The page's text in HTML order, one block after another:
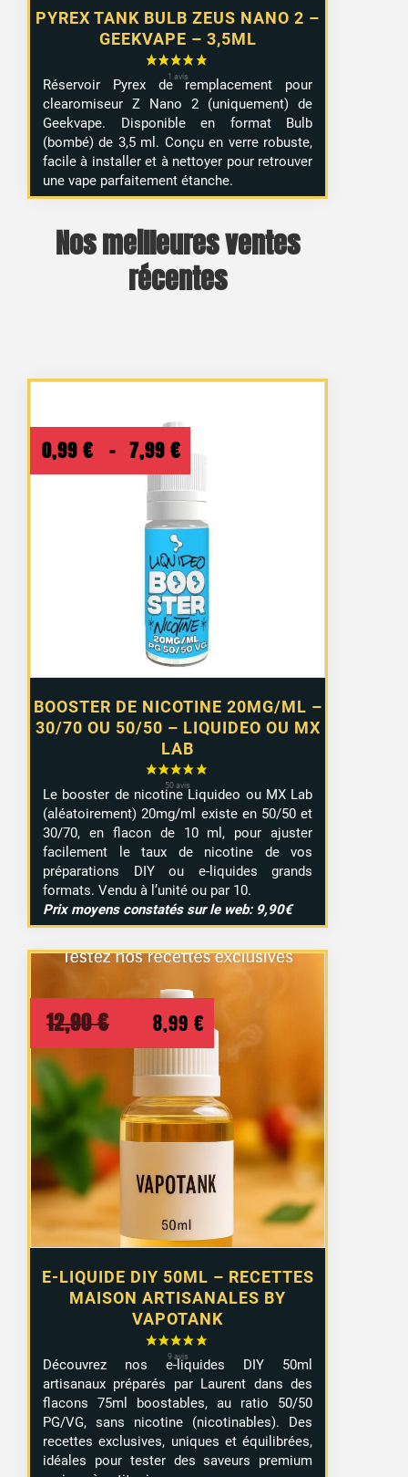
PYREX TANK BULB ZEUS NANO 2 –
GEEKVAPE – 3,5ML
Réservoir Pyrex de remplacement pour
clearomiseur Z Nano 2 (uniquement) de
Geekvape. Disponible en format Bulb
(bombé) de 3,5 ml. Conçu en verre robuste,
facile à installer et à nettoyer pour retrouver
une vape parfaitement étanche.
Nos meilleures ventes
récentes
BOOSTER DE NICOTINE 20MG/ML –
30/70 OU 50/50 – LIQUIDEO OU MX
LAB
0,99 € – 7,99 € Plage
de
prix :
0,99 €
à
7,99 €
Le booster de nicotine Liquideo ou MX Lab
(aléatoirement) 20mg/ml existe en 50/50 et
30/70, en flacon de 10 ml, pour ajuster
facilement le taux de nicotine de vos
préparations DIY ou e-liquides grands
formats. Vendu à l’unité ou par 10.
Prix moyens constatés sur le web: 9,90€
E-LIQUIDE DIY 50ML – RECETTES
MAISON ARTISANALES BY
VAPOTANK
12,90€
Le
prix
initial
était :
12,90 €.
8,99 €
Le
prix
actuel
est :
8,99 €.
Découvrez nos e-liquides DIY 50ml
artisanaux préparés par Laurent dans des
flacons 75ml boostables, au ratio 50/50
PG/VG, sans nicotine (nicotinables). Des
recettes exclusives, uniques et équilibrées,
idéales pour tester des saveurs premium